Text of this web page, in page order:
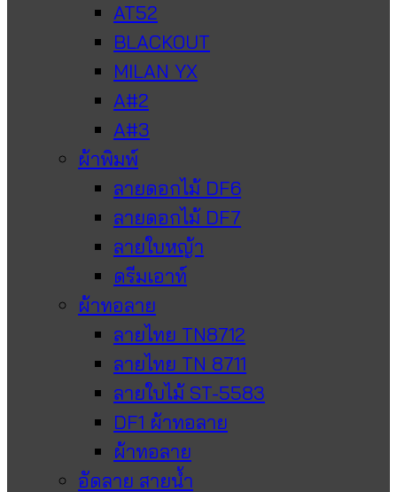
AT52
BLACKOUT
MILAN YX
A#2
A#3
ผ้าพิมพ์
ลายดอกไม้ DF6
ลายดอกไม้ DF7
ลายใบหญ้า
ดรีมเอาท์
ผ้าทอลาย
ลายไทย TN8712
ลายไทย TN 8711
ลายใบไม้ ST-5583
DF1 ผ้าทอลาย
ผ้าทอลาย
อัดลาย สายน้ำ